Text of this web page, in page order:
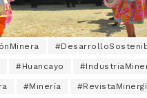
#Huancayo
#Minería